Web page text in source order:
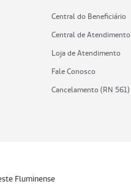
Central do Beneficiário
Central de Atendimento
Loja de Atendimento
Fale Conosco
Cancelamento (RN 561)
Fluminense